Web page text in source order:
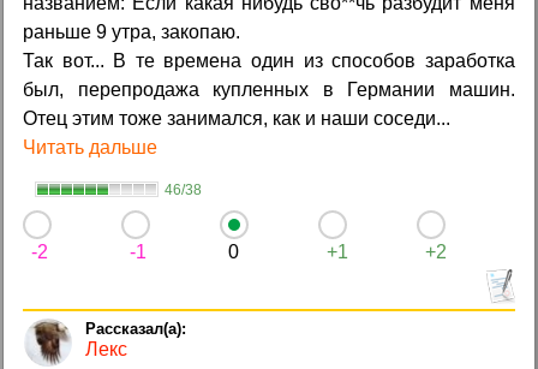
раньше 9 утра, закопаю.
Так вот... В те времена один из способов заработка
был, перепродажа купленных в Германии машин.
Отец этим тоже занимался, как и наши соседи...
Читать дальше
46/38
-2 -1 0 +1 +2
Лекс